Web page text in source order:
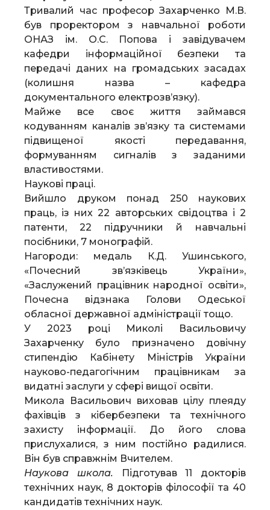
Тривалий час професор Захарченко М.В.
був проректором з навчальної роботи
ОНАЗ ім. О.С. Попова і завідувачем
кафедри інформаційної безпеки та
передачі даних на громадських засадах
(колишня назва – кафедра
документального електрозв’язку).
Майже все своє життя займався
кодуванням каналів зв’язку та системами
підвищеної якості передавання,
формуванням сигналів з заданими
властивостями.
Наукові праці.
Вийшло друком понад 250 наукових
праць, із них 22 авторських свідоцтва і 2
патенти, 22 підручники й навчальні
посібники, 7 монографій.
Нагороди: медаль К.Д. Ушинського,
«Почесний зв’язківець України»,
«Заслужений працівник народної освіти»,
Почесна відзнака Голови Одеської
обласної державної адміністрації тощо.
У 2023 році Миколі Васильовичу
Захарченку було призначено довічну
стипендію Кабінету Міністрів України
науково-педагогічним працівникам за
видатні заслуги у сфері вищої освіти.
Микола Васильович виховав цілу плеяду
фахівців з кібербезпеки та технічного
захисту інформації. До його слова
прислухалися, з ним постійно радилися.
Він був справжнім Вчителем.
Наукова школа. Підготував 11 докторів
технічних наук, 8 докторів філософії та 40
кандидатів технічних наук.